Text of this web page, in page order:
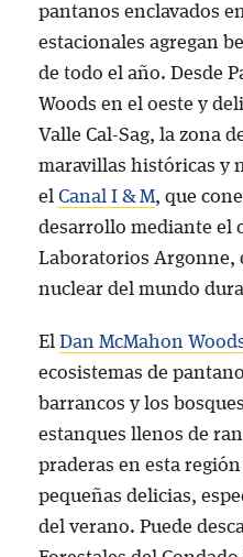
pantanos enclavados
estacionales agregan
de todo el año. Desde
Woods en el oeste y
Valle Cal-Sag, la zona
maravillas históricas y
el Canal I & M, que
desarrollo mediante el
Laboratorios Argonne,
nuclear del mundo
El Dan McMahon
ecosistemas de
barrancos y los
estanques llenos de
praderas en esta
pequeñas delicias,
del verano. Puede